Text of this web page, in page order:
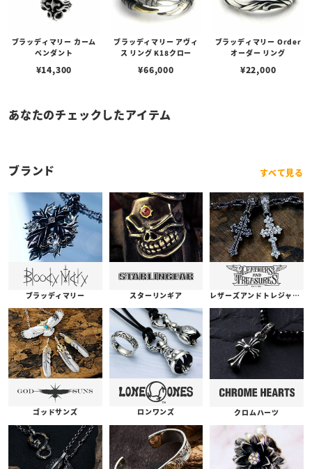
ブラッディマリー カーム
ペンダント
¥14,300
ブラッディマリー アヴィ
ス リング K18クロー
¥66,000
ブラッディマリー Order
オーダー リング
¥22,000
あなたのチェックしたアイテム
ブランド すべて見る
ブラッディマリー スターリンギア レザーズアンドトレジャーズ
ゴッドサンズ ロンワンズ クロムハーツ